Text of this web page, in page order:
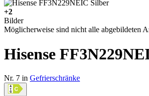
+2
Bilder
Möglicherweise sind nicht alle abgebildeten
Hisense
Nr. 7 in Gefrierschränke